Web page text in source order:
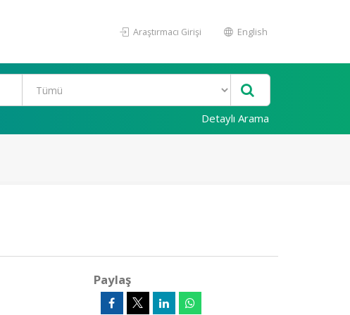
Araştırmacı Girişi English
Detaylı Arama
Paylaş